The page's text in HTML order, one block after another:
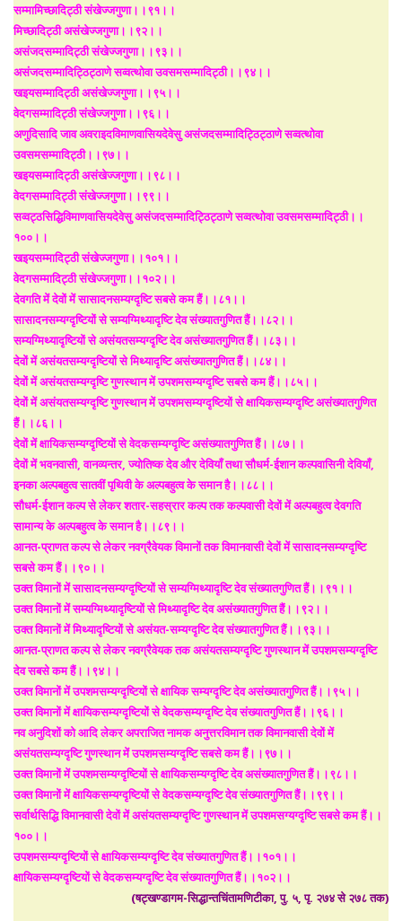
सम्मामिच्छादिट्ठी संखेज्जगुणा।।९१।।
मिच्छादिट्ठी असंखेज्जगुणा।।९२।।
असंजदसम्मादिट्ठी संखेज्जगुणा।।९३।।
असंजदसम्मादिट्ठिट्ठाणे सव्वत्थोवा उवसमसम्मादिट्ठी।।९४।।
खइयसम्मादिट्ठी असंखेज्जगुणा।।९५।।
वेदगसम्मादिट्ठी संखेज्जगुणा।।९६।।
अणुदिसादि जाव अवराइदविमाणवासियदेवेसु असंजदसम्मादिट्ठिट्ठाणे सव्वत्थोवा
उवसमसम्मादिट्ठी।।९७।।
खइयसम्मादिट्ठी असंखेज्जगुणा।।९८।।
वेदगसम्मादिट्ठी संखेज्जगुणा।।९९।।
सव्वट्ठसिद्धिविमाणवासियदेवेसु असंजदसम्मादिट्ठिट्ठाणे सव्वत्थोवा उवसमसम्मादिट्ठी।।
१००।।
खइयसम्मादिट्ठी संखेज्जगुणा।।१०१।।
वेदगसम्मादिट्ठी संखेज्जगुणा।।१०२।।
देवगति में देवों में सासादनसम्यग्दृष्टि सबसे कम हैं।।८१।।
सासादनसम्यग्दृष्टियों से सम्यग्मिथ्यादृष्टि देव संख्यातगुणित हैं।।८२।।
सम्यग्मिथ्यादृष्टियों से असंयतसम्यग्दृष्टि देव असंख्यातगुणित हैं।।८३।।
देवों में असंयतसम्यग्दृष्टियों से मिथ्यादृष्टि असंख्यातगुणित हैं।।८४।।
देवों में असंयतसम्यग्दृष्टि गुणस्थान में उपशमसम्यग्दृष्टि सबसे कम हैं।।८५।।
देवों में असंयतसम्यग्दृष्टि गुणस्थान में उपशमसम्यग्दृष्टियों से क्षायिकसम्यग्दृष्टि असंख्यातगुणित
हैं।।८६।।
देवों में क्षायिकसम्यग्दृष्टियों से वेदकसम्यग्दृष्टि असंख्यातगुणित हैं।।८७।।
देवों में भवनवासी, वानव्यन्तर, ज्योतिष्क देव और देवियाँ तथा सौधर्म-ईशान कल्पवासिनी देवियाँ,
इनका अल्पबहुत्व सातवीं पृथिवी के अल्पबहुत्व के समान है।।८८।।
सौधर्म-ईशान कल्प से लेकर शतार-सहस्रार कल्प तक कल्पवासी देवों में अल्पबहुत्व देवगति
सामान्य के अल्पबहुत्व के समान है।।८९।।
आनत-प्राणत कल्प से लेकर नवग्रैवेयक विमानों तक विमानवासी देवों में सासादनसम्यग्दृष्टि
सबसे कम हैं।।९०।।
उक्त विमानों में सासादनसम्यग्दृष्टियों से सम्यग्मिथ्यादृष्टि देव संख्यातगुणित हैं।।९१।।
उक्त विमानों में सम्यग्मिथ्यादृष्टियों से मिथ्यादृष्टि देव असंख्यातगुणित हैं।।९२।।
उक्त विमानों में मिथ्यादृष्टियों से असंयत-सम्यग्दृष्टि देव संख्यातगुणित हैं।।९३।।
आनत-प्राणत कल्प से लेकर नवग्रैवेयक तक असंयतसम्यग्दृष्टि गुणस्थान में उपशमसम्यग्दृष्टि
देव सबसे कम हैं।।९४।।
उक्त विमानों में उपशमसम्यग्दृष्टियों से क्षायिक सम्यग्दृष्टि देव असंख्यातगुणित हैं।।९५।।
उक्त विमानों में क्षायिकसम्यग्दृष्टियों से वेदकसम्यग्दृष्टि देव संख्यातगुणित हैं।।९६।।
नव अनुदिशों को आदि लेकर अपराजित नामक अनुत्तरविमान तक विमानवासी देवों में
असंयतसम्यग्दृष्टि गुणस्थान में उपशमसम्यग्दृष्टि सबसे कम हैं।।९७।।
उक्त विमानों में उपशमसम्यग्दृष्टियों से क्षायिकसम्यग्दृष्टि देव असंख्यातगुणित हैं।।९८।।
उक्त विमानों में क्षायिकसम्यग्दृष्टियों से वेदकसम्यग्दृष्टि देव संख्यातगुणित हैं।।९९।।
सर्वार्थसिद्धि विमानवासी देवों में असंयतसम्यग्दृष्टि गुणस्थान में उपशमसग्यग्दृष्टि सबसे कम हैं।।
१००।।
उपशमसम्यग्दृष्टियों से क्षायिकसम्यग्दृष्टि देव संख्यातगुणित हैं।।१०१।।
क्षायिकसम्यग्दृष्टियों से वेदकसम्यग्दृष्टि देव संख्यातगुणित हैं।।१०२।।
(षट्खण्डागम-सिद्धान्तचिंतामणिटीका, पु. ५, पृ. २७४ से २७८ तक)